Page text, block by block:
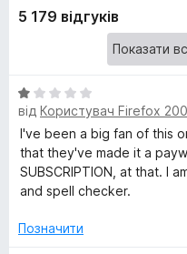
К
р
е
к
т
а
5 179 відгуків
О
ц
н
к
а
з
від Користувач Firefox
I've been a big fan of this
that they've made it a
SUBSCRIPTION, at that. I
and spell checker.
Позначити